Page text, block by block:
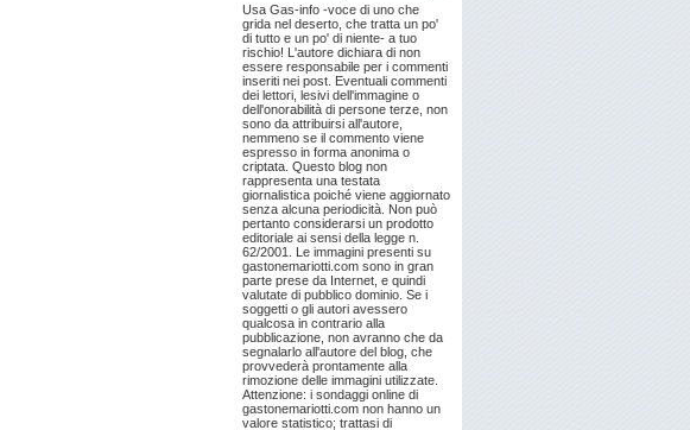
Usa Gas-info -voce di uno che
grida nel deserto, che tratta un po'
di tutto e un po' di niente- a tuo
rischio! L'autore dichiara di non
essere responsabile per i commenti
inseriti nei post. Eventuali commenti
dei lettori, lesivi dell'immagine o
dell'onorabilità di persone terze, non
sono da attribuirsi all'autore,
nemmeno se il commento viene
espresso in forma anonima o
criptata. Questo blog non
rappresenta una testata
giornalistica poiché viene aggiornato
senza alcuna periodicità. Non può
pertanto considerarsi un prodotto
editoriale ai sensi della legge n.
62/2001. Le immagini presenti su
gastonemariotti.com sono in gran
parte prese da Internet, e quindi
valutate di pubblico dominio. Se i
soggetti o gli autori avessero
qualcosa in contrario alla
pubblicazione, non avranno che da
segnalarlo all'autore del blog, che
provvederà prontamente alla
rimozione delle immagini utilizzate.
Attenzione: i sondaggi online di
gastonemariotti.com non hanno un
valore statistico; trattasi di